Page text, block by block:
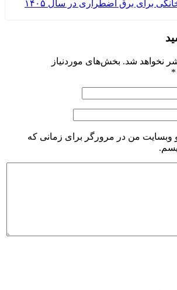
برق اضطراری در سال ۱۴۰۵
شد. بخش‌های موردنیاز
من در مرورگر برای زمانی که